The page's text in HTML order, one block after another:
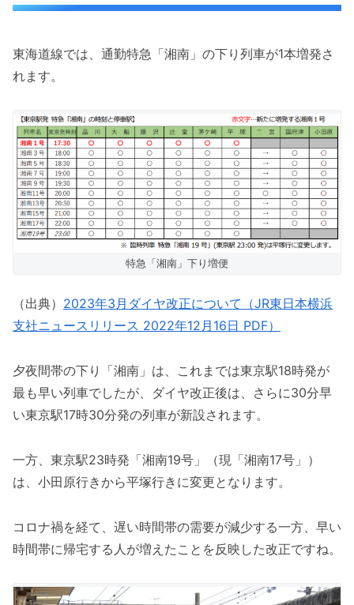
東海道線では、通勤特急「湘南」の下り列車が1本増発さ
れます。
特急「湘南」下り増便
（出典） 2023年3月ダイヤ改正について（JR東日本横浜
支社ニュースリリース 2022年12月16日 PDF）
夕夜間帯の下り「湘南」は、これまでは東京駅18時発が
最も早い列車でしたが、ダイヤ改正後は、さらに30分早
い東京駅17時30分発の列車が新設されます。
一方、東京駅23時発「湘南19号」（現「湘南17号」）
は、小田原行きから平塚行きに変更となります。
コロナ禍を経て、遅い時間帯の需要が減少する一方、早い
時間帯に帰宅する人が増えたことを反映した改正ですね。